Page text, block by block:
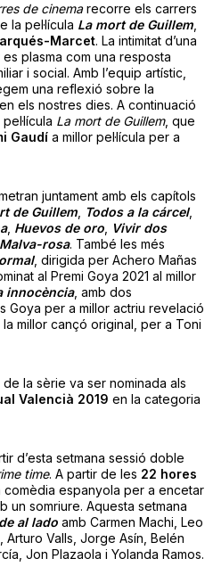
de cinemarecorre els carrers
la pel·lícula La mort de Guillem,
Marcet. La intimitat d’una
plasma com una resposta
i social. Amb l’equip artístic,
una reflexió sobre la
els nostres dies. A continuació
La mort de Guillem, que
Gaudía millor pel·lícula per a
juntament amb els capítols
de Guillem, Todos a la cárcel,
, Huevos de oro,
Vivir dos
rosa. També les més
, dirigida per Achero Mañas
al Premi Goya 2021 al millor
innocència, amb dos
Goya per a millor actriu revelació
millor cançó original, per a Toni
la sèrie va ser nominada als
Valencià 2019 en la categoria
d’esta setmana sessió doble
time. A partir de les 22 hores
comèdia espanyola per a encetar
un somriure. Aquesta setmana
al ladoamb Carmen Machi, Leo
Arturo Valls, Jorge Asín, Belén
Jon Plazaola i Yolanda Ramos.